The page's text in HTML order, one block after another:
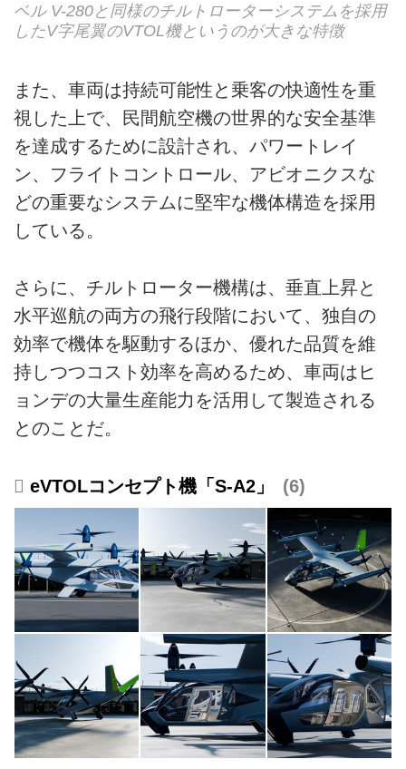
ベル V-280と同様のチルトローターシステムを採用
したV字尾翼のVTOL機というのが大きな特徴
また、車両は持続可能性と乗客の快適性を重
視した上で、民間航空機の世界的な安全基準
を達成するために設計され、パワートレイ
ン、フライトコントロール、アビオニクスな
どの重要なシステムに堅牢な機体構造を採用
している。
さらに、チルトローター機構は、垂直上昇と
水平巡航の両方の飛行段階において、独自の
効率で機体を駆動するほか、優れた品質を維
持しつつコスト効率を高めるため、車両はヒ
ョンデの大量生産能力を活用して製造される
とのことだ。
eVTOLコンセプト機「S-A2」 6